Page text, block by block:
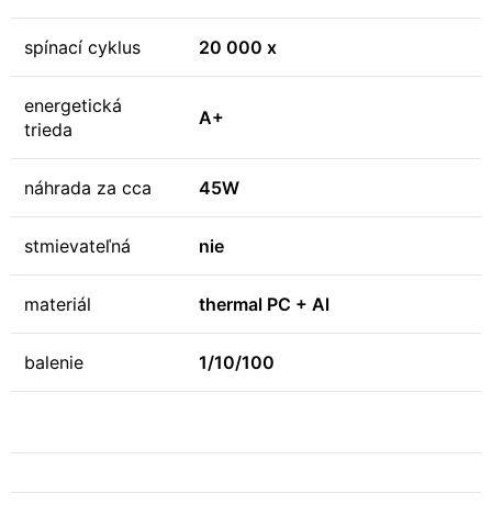
spínací cyklus 20 000 x
energetická
trieda
A+
náhrada za cca 45W
stmievateľná nie
materiál thermal PC + Al
balenie 1/10/100